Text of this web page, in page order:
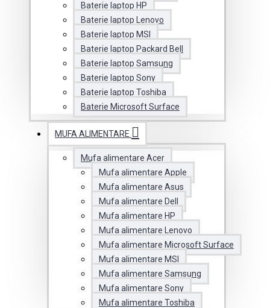
Baterie laptop HP
Baterie laptop Lenovo
Baterie laptop MSI
Baterie laptop Packard Bell
Baterie laptop Samsung
Baterie laptop Sony
Baterie laptop Toshiba
Baterie Microsoft Surface
MUFA ALIMENTARE
Mufa alimentare Acer
Mufa alimentare Apple
Mufa alimentare Asus
Mufa alimentare Dell
Mufa alimentare HP
Mufa alimentare Lenovo
Mufa alimentare Microsoft Surface
Mufa alimentare MSI
Mufa alimentare Samsung
Mufa alimentare Sony
Mufa alimentare Toshiba